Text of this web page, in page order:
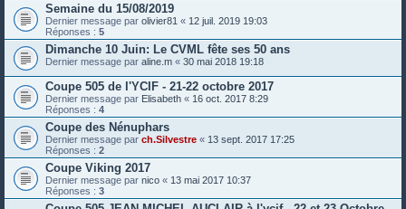
Semaine du 15/08/2019
Dernier message par olivier81 « 12 juil. 2019 19:03
Réponses : 5
Dimanche 10 Juin: Le CVML fête ses 50 ans
Dernier message par aline.m « 30 mai 2018 19:18
Coupe 505 de l'YCIF - 21-22 octobre 2017
Dernier message par Elisabeth « 16 oct. 2017 8:29
Réponses : 4
Coupe des Nénuphars
Dernier message par ch.Silvestre « 13 sept. 2017 17:25
Réponses : 2
Coupe Viking 2017
Dernier message par nico « 13 mai 2017 10:37
Réponses : 3